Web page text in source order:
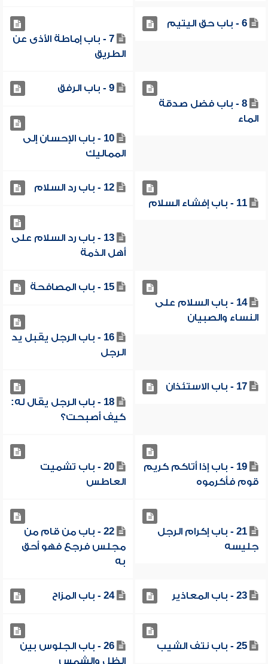
6 - باب حق اليتيم
7 - باب إماطة الأذى عن
الطريق
8 - باب فضل صدقة
الماء
9 - باب الرفق
10 - باب الإحسان إلى
المماليك
11 - باب إفشاء السلام
12 - باب رد السلام
13 - باب رد السلام على
أهل الذمة
14 - باب السلام على
النساء والصبيان
15 - باب المصافحة
16 - باب الرجل يقبل يد
الرجل
17 - باب الاستئذان
18 - باب الرجل يقال له:
كيف أصبحت؟
19 - باب إذا أتاكم كريم
قوم فأكرموه
20 - باب تشميت
العاطس
21 - باب إكرام الرجل
جليسه
22 - باب من قام من
مجلس فرجع فهو أحق
به
23 - باب المعاذير 24 - باب المزاح
25 - باب نتف الشيب
26 - باب الجلوس بين
الظل والشمس